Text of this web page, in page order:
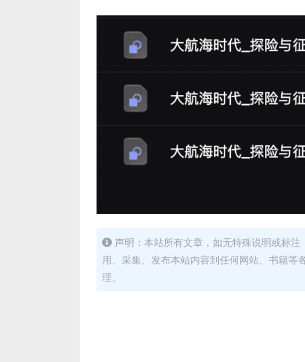
声明：本站所有文章，如无特殊说明或标
用、采集、发布本站内容到任何网站、书籍
理。